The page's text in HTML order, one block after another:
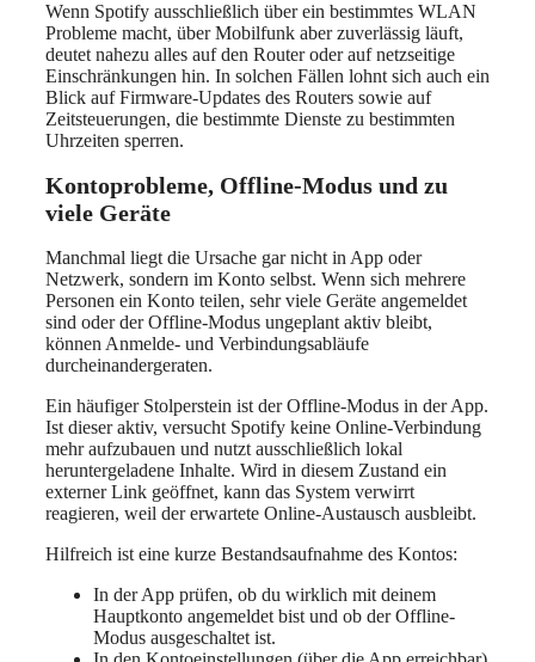
Wenn Spotify ausschließlich über ein bestimmtes WLAN
Probleme macht, über Mobilfunk aber zuverlässig läuft,
deutet nahezu alles auf den Router oder auf netzseitige
Einschränkungen hin. In solchen Fällen lohnt sich auch ein
Blick auf Firmware-Updates des Routers sowie auf
Zeitsteuerungen, die bestimmte Dienste zu bestimmten
Uhrzeiten sperren.
Kontoprobleme, Offline-Modus und zu
viele Geräte
Manchmal liegt die Ursache gar nicht in App oder
Netzwerk, sondern im Konto selbst. Wenn sich mehrere
Personen ein Konto teilen, sehr viele Geräte angemeldet
sind oder der Offline-Modus ungeplant aktiv bleibt,
können Anmelde- und Verbindungsabläufe
durcheinandergeraten.
Ein häufiger Stolperstein ist der Offline-Modus in der App.
Ist dieser aktiv, versucht Spotify keine Online-Verbindung
mehr aufzubauen und nutzt ausschließlich lokal
heruntergeladene Inhalte. Wird in diesem Zustand ein
externer Link geöffnet, kann das System verwirrt
reagieren, weil der erwartete Online-Austausch ausbleibt.
Hilfreich ist eine kurze Bestandsaufnahme des Kontos:
In der App prüfen, ob du wirklich mit deinem
Hauptkonto angemeldet bist und ob der Offline-
Modus ausgeschaltet ist.